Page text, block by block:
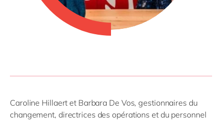
Caroline Hillaert et Barbara De Vos, gestionnaires du
changement, directrices des opérations et du personnel